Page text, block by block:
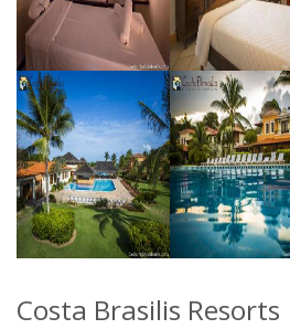
Costa Brasilis Resorts